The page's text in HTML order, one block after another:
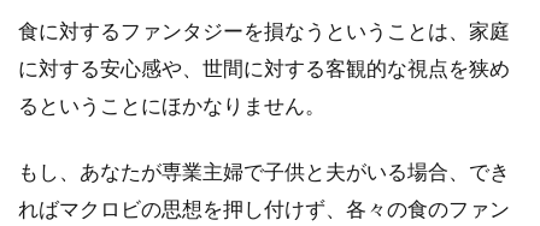
食に対するファンタジーを損なうということは、家庭
に対する安心感や、世間に対する客観的な視点を狭め
るということにほかなりません。
もし、あなたが専業主婦で子供と夫がいる場合、でき
ればマクロビの思想を押し付けず、各々の食のファン